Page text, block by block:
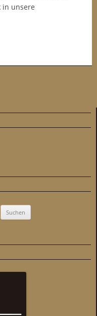
in unsere